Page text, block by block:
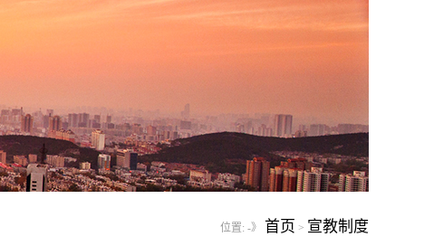
位置: -》 首页 > 宣教制度